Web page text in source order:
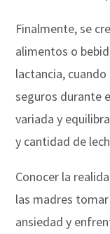
Finalmente, se
alimentos o
lactancia,
seguros durante
variada y
y cantidad de
Conocer la
las madres
ansiedad y